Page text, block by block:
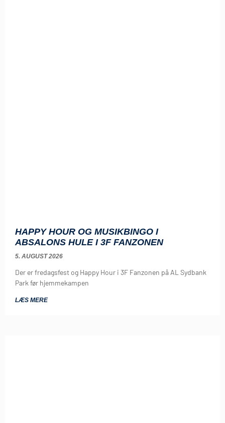
HAPPY HOUR OG MUSIKBINGO I
ABSALONS HULE I 3F FANZONEN
5. AUGUST 2026
Der er fredagsfest og Happy Hour i 3F Fanzonen på AL Sydbank
Park før hjemmekampen
LÆS MERE